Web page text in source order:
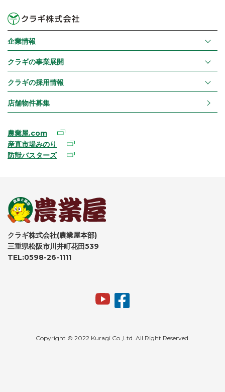
企業情報
クラギの事業展開
クラギの採用情報
店舗物件募集
農業屋.com
産直市場みのり
防獣バスターズ
クラギ株式会社(農業屋本部)
三重県松阪市川井町花田539
TEL:0598-26-1111
Copyright © 2022 Kuragi Co.,Ltd. All Right Reserved.